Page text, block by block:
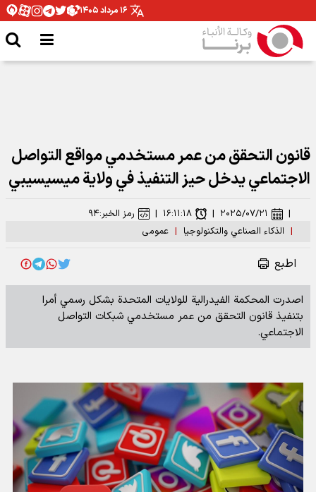
۱۶ مرداد ۱۴۰۵
قانون التحقق من عمر مستخدمي مواقع التواصل
الاجتماعي يدخل حيز التنفيذ في ولاية ميسيسيبي
| الذكاء الصناعي والتكنولوجيا | عمومی
| ۲۰۲۵/۰۷/۲۱ | ۱۶:۱۱:۱۸ | رمز الخبر:۹۴
اطبع
اصدرت المحكمة الفيدرالية للولايات المتحدة بشكل رسمي أمرا
بتنفيذ قانون التحقق من عمر مستخدمي شبكات التواصل
الاجتماعي.